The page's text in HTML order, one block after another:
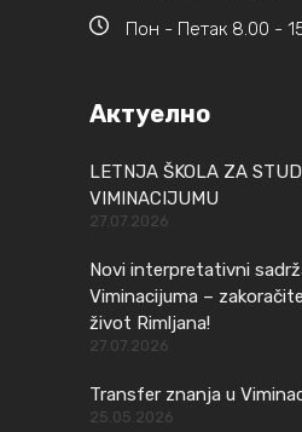
Пон - Петак 8.00 -
Актуелно
LETNJA ŠKOLA ZA
VIMINACIJUMU
27.07.2026
Novi interpretativni
Viminacijuma –
život Rimljana!
27.07.2026
Transfer znanja u
25.05.2026